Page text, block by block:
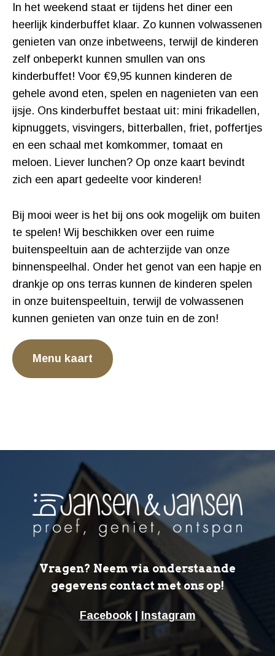
In het weekend staat er tijdens het diner een
heerlijk kinderbuffet klaar. Zo kunnen volwassenen
genieten van onze inbetweens, terwijl de kinderen
zelf onbeperkt kunnen smullen van ons
kinderbuffet! Voor €9,95 kunnen kinderen de
gehele avond eten, spelen en nagenieten van een
ijsje. Ons kinderbuffet bestaat uit: mini frikadellen,
kipnuggets, visvingers, bitterballen, friet, poffertjes
en een schaal met komkommer, tomaat en
meloen. Liever lunchen? Op onze kaart bevindt
zich een apart gedeelte voor kinderen!
Bij mooi weer is het bij ons ook mogelijk om buiten
te spelen! Wij beschikken over een ruime
buitenspeeltuin aan de achterzijde van onze
binnenspeelhal. Onder het genot van een hapje en
drankje op ons terras kunnen de kinderen spelen
in onze buitenspeeltuin, terwijl de volwassenen
kunnen genieten van onze tuin en de zon!
Menu kaart
Vragen? Neem via onderstaande
gegevens contact met ons op!
Facebook| Instagram